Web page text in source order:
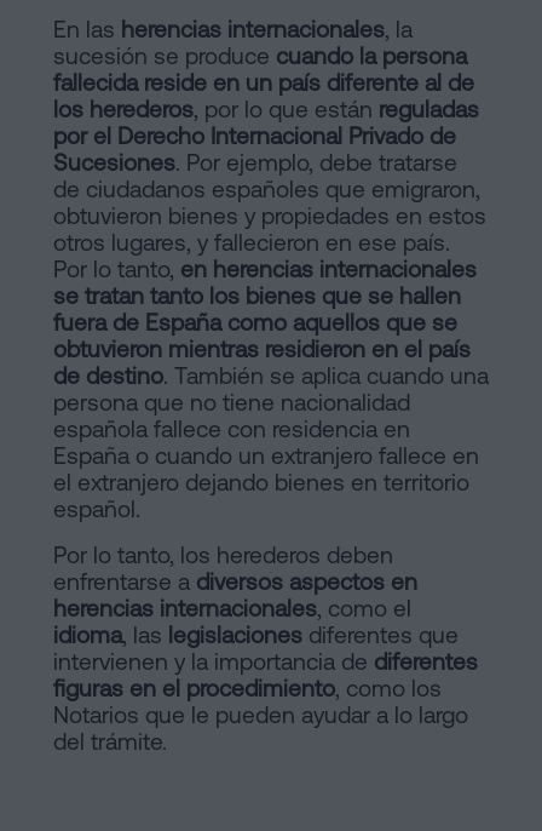
Contenidos
Personalizar
cookies
Síguenos
redes
sociales
En las herencias internacionales, la
sucesión se produce cuando la persona
fallecida reside en un país diferente al de
los herederos, por lo que están reguladas
por el Derecho Internacional Privado de
Sucesiones. Por ejemplo, debe tratarse
de ciudadanos españoles que emigraron,
obtuvieron bienes y propiedades en estos
otros lugares, y fallecieron en ese país.
Por lo tanto, en herencias internacionales
se tratan tanto los bienes que se hallen
fuera de España como aquellos que se
obtuvieron mientras residieron en el país
de destino. También se aplica cuando una
persona que no tiene nacionalidad
española fallece con residencia en
España o cuando un extranjero fallece en
el extranjero dejando bienes en territorio
español.
Por lo tanto, los herederos deben
enfrentarse a diversos aspectos en
herencias internacionales, como el
idioma, las legislaciones diferentes que
intervienen y la importancia de diferentes
figuras en el procedimiento, como los
Notarios que le pueden ayudar a lo largo
del trámite.